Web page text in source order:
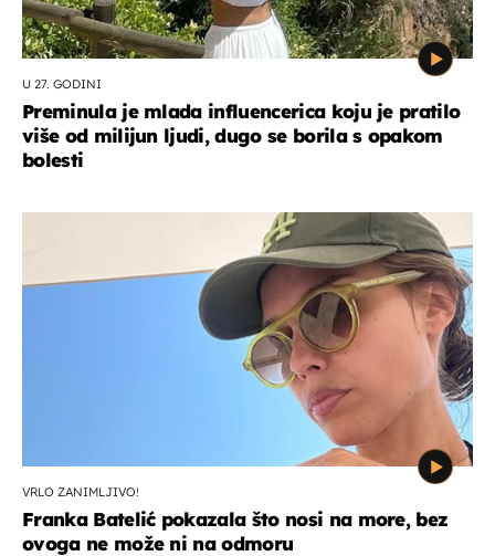
U 27. GODINI
Preminula je mlada influencerica koju je pratilo
više od milijun ljudi, dugo se borila s opakom
bolesti
VRLO ZANIMLJIVO!
Franka Batelić pokazala što nosi na more, bez
ovoga ne može ni na odmoru